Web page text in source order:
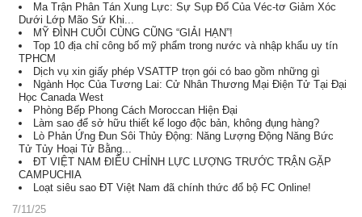
Ma Trận Phân Tán Xung Lực: Sự Sụp Đổ Của Véc-tơ Giảm Xóc
Dưới Lớp Mão Sứ Khi...
MỸ ĐÌNH CUỐI CÙNG CŨNG “GIẢI HẠN”!
Top 10 địa chỉ công bố mỹ phẩm trong nước và nhập khẩu uy tín
TPHCM
Dịch vụ xin giấy phép VSATTP trọn gói có bao gồm những gì
Ngành Học Của Tương Lai: Cử Nhân Thương Mại Điện Tử Tại Đại
Học Canada West
Phòng Bếp Phong Cách Moroccan Hiện Đại
Làm sao để sở hữu thiết kế logo độc bản, không đụng hàng?
Lò Phản Ứng Đun Sôi Thủy Động: Năng Lượng Động Năng Bức
Tử Tủy Hoại Tử Bằng...
ĐT VIỆT NAM ĐIỀU CHỈNH LỰC LƯỢNG TRƯỚC TRẬN GẶP
CAMPUCHIA
Loạt siêu sao ĐT Việt Nam đã chính thức đổ bộ FC Online!
7/11/25